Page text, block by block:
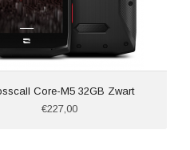
Core-M5 32GB Zwart
€227,00